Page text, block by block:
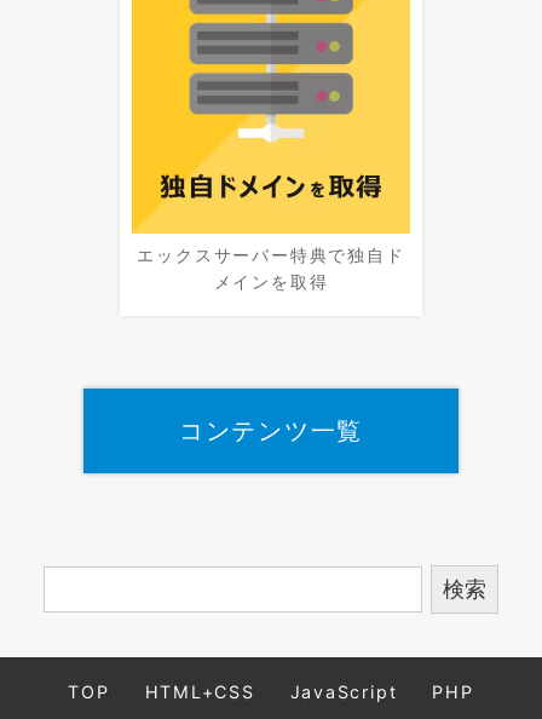
エックスサーバー特典で独自ド
メインを取得
コンテンツ一覧
TOP HTML+CSS JavaScript PHP